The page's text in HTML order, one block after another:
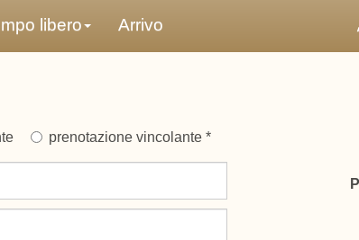
libero Arrivo
prenotazione vincolante *